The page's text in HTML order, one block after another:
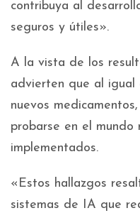
contribuya al
seguros y útiles».
A la vista de los
advierten que al igual
nuevos
probarse en el
implementados.
«Estos hallazgos
sistemas de IA que